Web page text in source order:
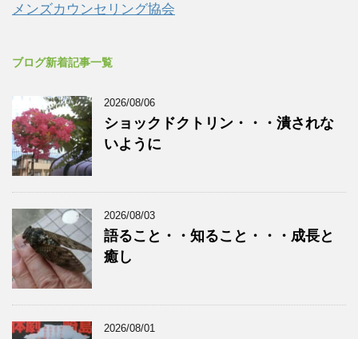
メンズカウンセリング協会
ブログ新着記事一覧
2026/08/06
ショックドクトリン・・・潰されな
いように
2026/08/03
語ること・・知ること・・・成長と
癒し
2026/08/01